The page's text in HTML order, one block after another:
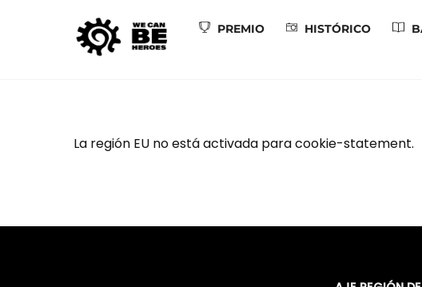
PREMIO HISTÓRICO
La región EU no está activada para cookie-statement.